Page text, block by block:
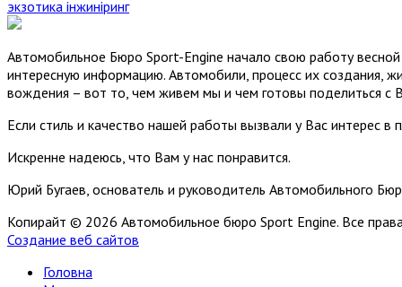
экзотика інжиніринг
Автомобильное Бюро Sport-Engine начало свою работу
интересную информацию. Автомобили, процесс их создания,
вождения – вот то, чем живем мы и чем готовы поделиться с
Если стиль и качество нашей работы вызвали у Вас интерес в
Искренне надеюсь, что Вам у нас понравится.
Юрий Бугаев, основатель и руководитель Автомобильного
Копирайт © 2026 Автомобильное бюро Sport Engine. Все
Создание веб сайтов
Головна